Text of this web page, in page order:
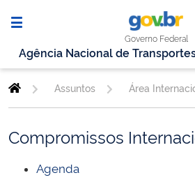
Governo Federal
Agência Nacional de
Assuntos Área
Compromissos
Agenda